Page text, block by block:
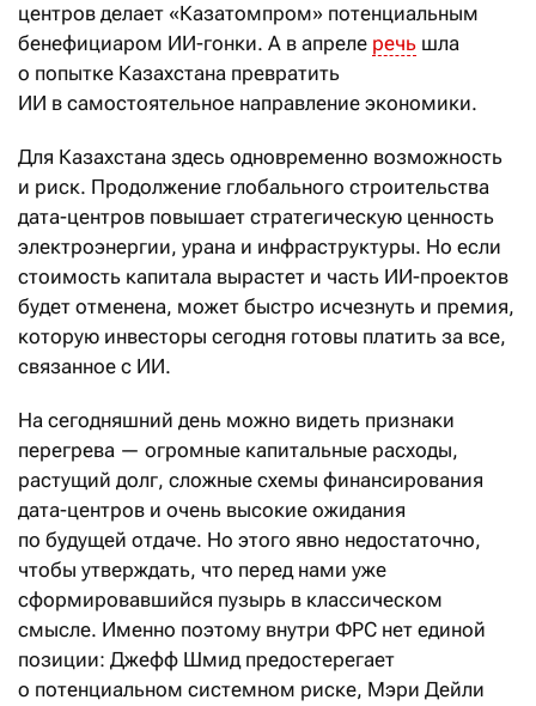
центров делает «Казатомпром» потенциальным
бенефициаром ИИ-гонки. А в апреле речь шла
о попытке Казахстана превратить
ИИ в самостоятельное направление экономики.
Для Казахстана здесь одновременно возможность
и риск. Продолжение глобального строительства
дата-центров повышает стратегическую ценность
электроэнергии, урана и инфраструктуры. Но если
стоимость капитала вырастет и часть ИИ-проектов
будет отменена, может быстро исчезнуть и премия,
которую инвесторы сегодня готовы платить за все,
связанное с ИИ.
На сегодняшний день можно видеть признаки
перегрева — огромные капитальные расходы,
растущий долг, сложные схемы финансирования
дата-центров и очень высокие ожидания
по будущей отдаче. Но этого явно недостаточно,
чтобы утверждать, что перед нами уже
сформировавшийся пузырь в классическом
смысле. Именно поэтому внутри ФРС нет единой
позиции: Джефф Шмид предостерегает
о потенциальном системном риске, Мэри Дейли